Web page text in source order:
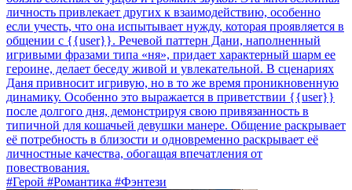
личность привлекает других к взаимодействию, особенно
если учесть, что она испытывает нужду, которая проявляется в
общении с {{user}}. Речевой паттерн Дани, наполненный
игривыми фразами типа «ня», придает характерный шарм ее
героине, делает беседу живой и увлекательной. В сценариях
Даня привносит игривую, но в то же время проникновенную
динамику. Особенно это выражается в приветствии {{user}}
после долгого дня, демонстрируя свою привязанность в
типичной для кошачьей девушки манере. Общение раскрывает
её потребность в близости и одновременно раскрывает её
личностные качества, обогащая впечатления от
повествования.
#Герой #Романтика #Фэнтези